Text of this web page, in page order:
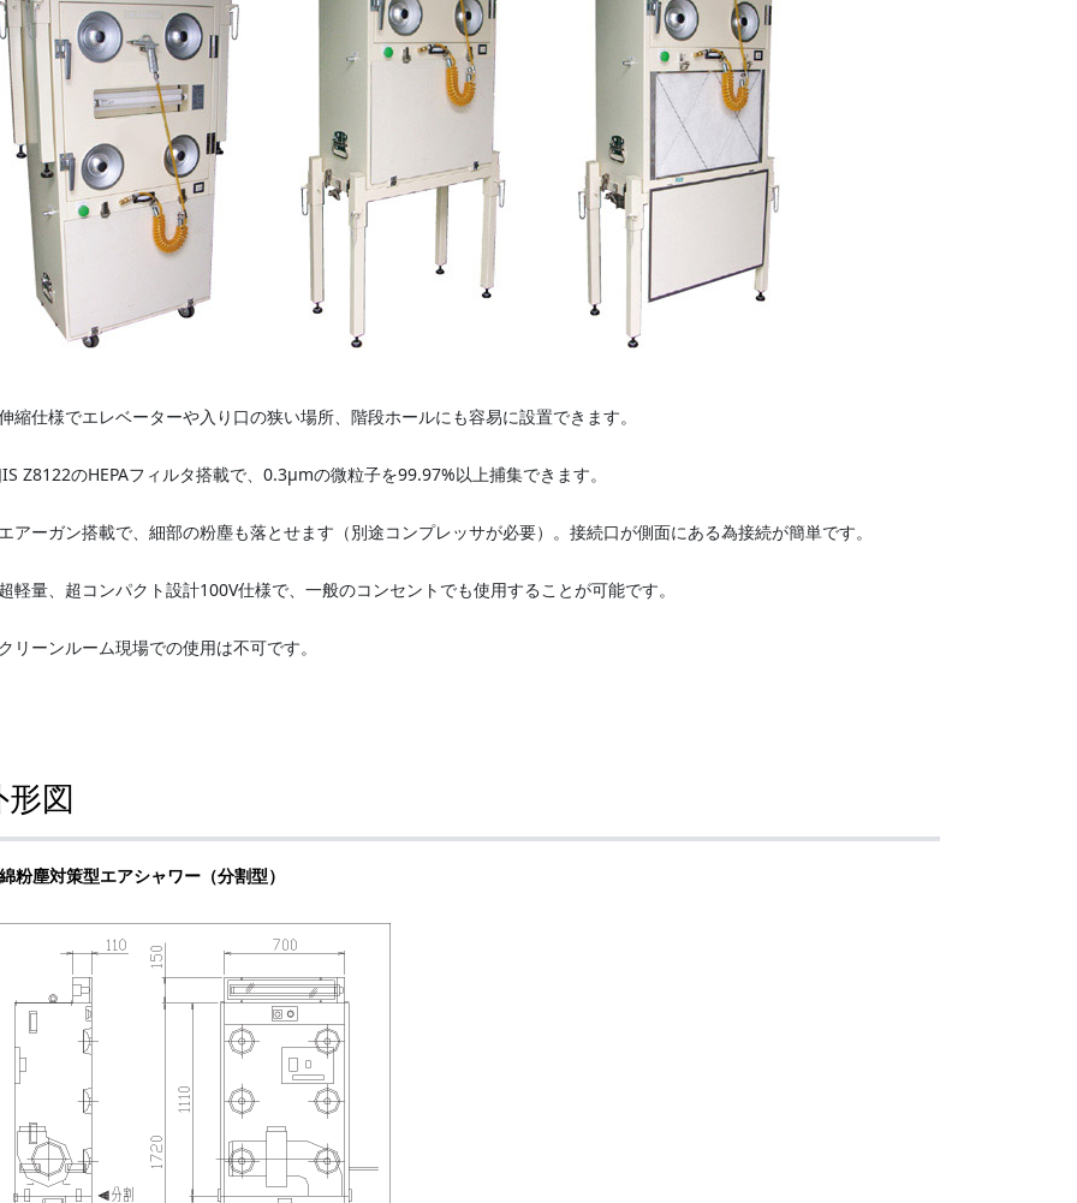
縮仕様でエレベーターや入り口の狭い場所、階段ホールにも容易に設置できます。
Z8122のHEPAフィルタ搭載で、0.3μmの微粒子を99.97%以上捕集できます。
アーガン搭載で、細部の粉塵も落とせます（別途コンプレッサが必要）。接続口が側面にある為接続が簡単です。
軽量、超コンパクト設計100V仕様で、一般のコンセントでも使用することが可能です。
リーンルーム現場での使用は不可です。
形図
粉塵対策型エアシャワー（分割型）